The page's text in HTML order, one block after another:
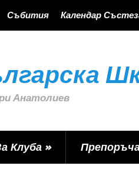
Събития Календар
Анатолиев
Клуба »